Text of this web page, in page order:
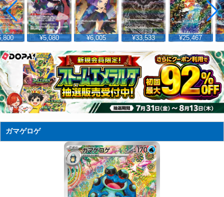
¥5,080 ¥6,005 ¥33,533 ¥25,467
ガマゲロゲ